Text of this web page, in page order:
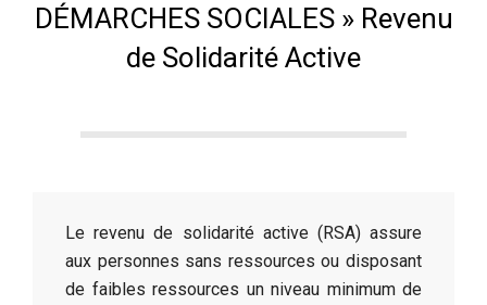
DÉMARCHES SOCIALES » Revenu
de Solidarité Active
Le revenu de solidarité active (RSA) assure
aux personnes sans ressources ou disposant
de faibles ressources un niveau minimum de